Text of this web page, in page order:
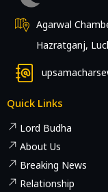
Agarwal
Hazratganj,
Quick Links
Lord Budha
About Us
Breaking News
Relationship